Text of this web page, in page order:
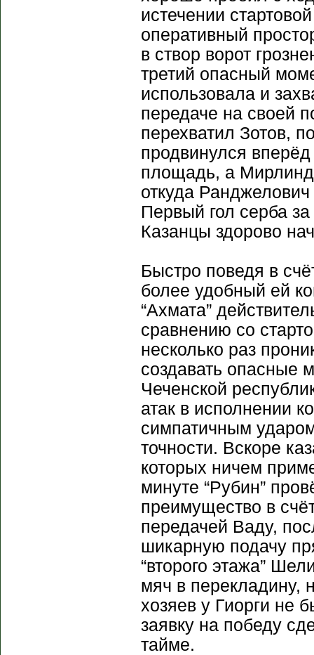
истечении
оперативный
в створ ворот
третий опасный
использовала и
передаче на своей
перехватил Зотов,
продвинулся
площадь, а
откуда
Первый гол серба
Казанцы здорово
Быстро поведя в
более удобный ей
“Ахмата”
сравнению со
несколько раз
создавать опасные
Чеченской
атак в исполнении
симпатичным
точности. Вскоре
которых ничем
минуте “Рубин”
преимущество в
передачей Ваду,
шикарную подачу
“второго этажа”
мяч в перекладину,
хозяев у Гиорги не
заявку на победу
тайме.